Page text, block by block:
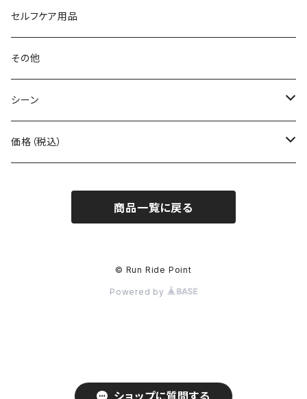
ショップに質問する
Body Glide
BONE
BOOKMAN
carb
Ciele Athletics
その他バッグ
アームカバー
ネックゲイター
セルフケア用品
その他
シーン
自転車
価格（税込）
1,001～5,000円
商品一覧に戻る
© Run Ride Point
Powered by